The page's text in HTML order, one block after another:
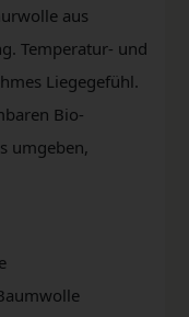
aus
Temperatur- und
Liegegefühl.
Bio-
umgeben,